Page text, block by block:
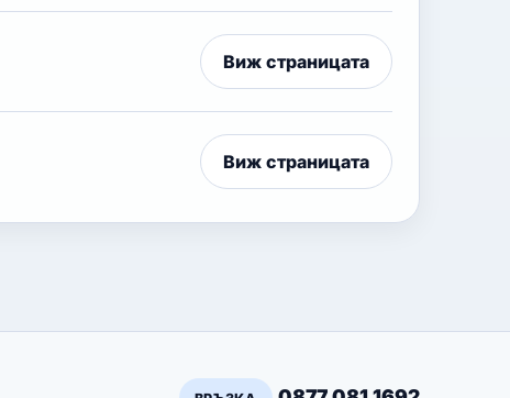
Виж страницата
Виж страницата